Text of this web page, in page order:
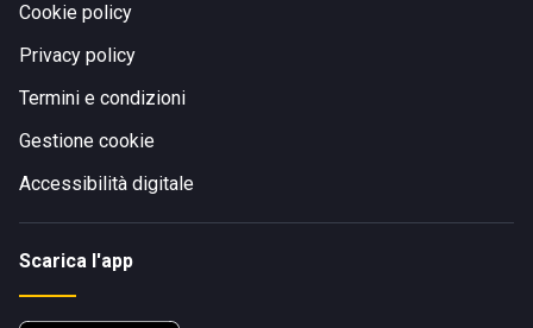
Cookie policy
Privacy policy
Termini e condizioni
Gestione cookie
Accessibilità digitale
Scarica l'app